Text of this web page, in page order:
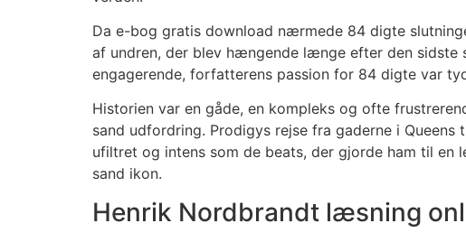
Da e-bog gratis download nærmede 84 digte
af undren, der blev hængende længe efter den
engagerende, forfatterens passion for 84 digte var
Historien var en gåde, en kompleks og ofte
sand udfordring. Prodigys rejse fra gaderne i
ufiltret og intens som de beats, der gjorde ham til en
sand ikon.
Henrik Nordbrandt læsning